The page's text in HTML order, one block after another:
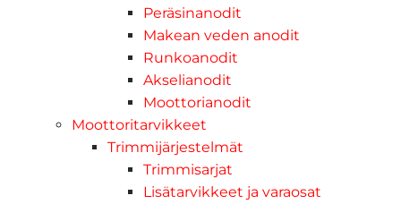
Peräsinanodit
Makean veden anodit
Runkoanodit
Akselianodit
Moottorianodit
Moottoritarvikkeet
Trimmijärjestelmät
Trimmisarjat
Lisätarvikkeet ja varaosat